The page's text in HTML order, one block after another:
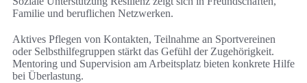
Familie und beruflichen Netzwerken.
Aktives Pflegen von Kontakten, Teilnahme an Sportvereinen
oder Selbsthilfegruppen stärkt das Gefühl der Zugehörigkeit.
Mentoring und Supervision am Arbeitsplatz bieten konkrete Hilfe
bei Überlastung.